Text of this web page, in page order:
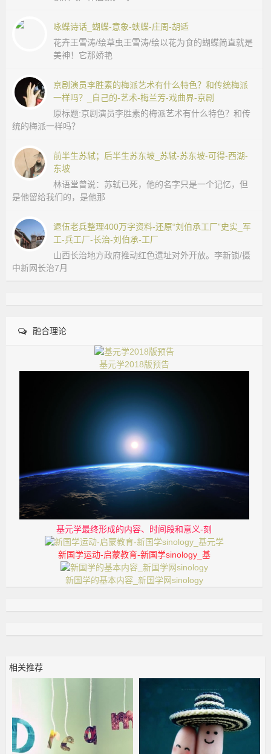
咏蝶诗话_蝴蝶-意象-蛱蝶-庄周-胡适
花卉王雪涛/绘草虫王雪涛/绘以花为食的蝴蝶简直就是
美神！它那娇艳
京剧演员李胜素的梅派艺术有什么特色？和传统梅派
一样吗？_自己的-艺术-梅兰芳-戏曲界-京剧
原标题:京剧演员李胜素的梅派艺术有什么特色？和传
统的梅派一样吗？
前半生苏轼；后半生苏东坡_苏轼-苏东坡-可得-西湖-
东坡
林语堂曾说：苏轼已死，他的名字只是一个记忆，但
是他留给我们的，是他那
退伍老兵整理400万字资料-还原“刘伯承工厂”史实_军
工-兵工厂-长治-刘伯承-工厂
山西长治地方政府推动红色遗址对外开放。李新锁/摄
中新网长治7月
融合理论
基元学2018版预告
基元学最终形成的内容、时间段和意义-刻
新国学运动-启蒙教育-新国学sinology_基
新国学的基本内容_新国学网sinology
相关推荐